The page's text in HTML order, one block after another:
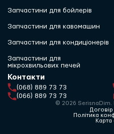
Запчастини для бойлерів
Запчастини для кавомашин
Запчастини для кондиціонерів
Запчастини для
мікрохвильових печей
Контакти
(068) 889 73 73
(066) 889 73 73
© 2026 SerisnaDim.
Політика
Карта